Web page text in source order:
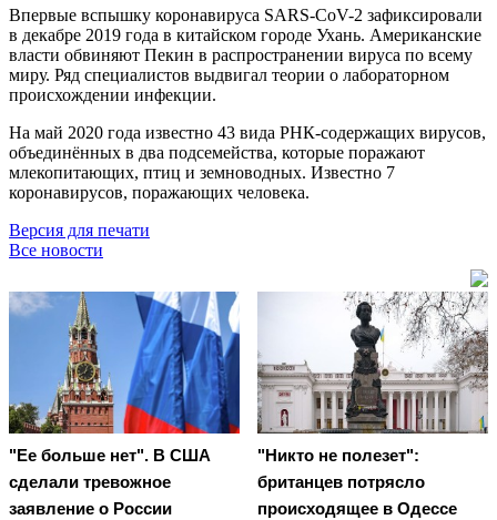
Впервые вспышку коронавируса SARS-CoV-2 зафиксировали
в декабре 2019 года в китайском городе Ухань. Американские
власти обвиняют Пекин в распространении вируса по всему
миру. Ряд специалистов выдвигал теории о лабораторном
происхождении инфекции.
На май 2020 года известно 43 вида РНК-содержащих вирусов,
объединённых в два подсемейства, которые поражают
млекопитающих, птиц и земноводных. Известно 7
коронавирусов, поражающих человека.
Версия для печати
Все новости
"Ее больше нет". В США
сделали тревожное
заявление о России
"Никто не полезет":
британцев потрясло
происходящее в Одессе